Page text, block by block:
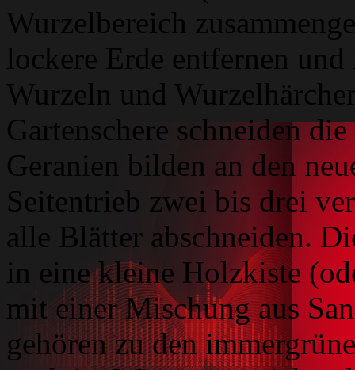
Wurzelbereich
lockere Erde entfernen
Wurzeln und
Gartenschere schneiden
Geranien bilden an den
Seitentrieb zwei bis drei
alle Blätter abschneiden.
in eine kleine Holzkiste
mit einer Mischung aus
gehören zu den